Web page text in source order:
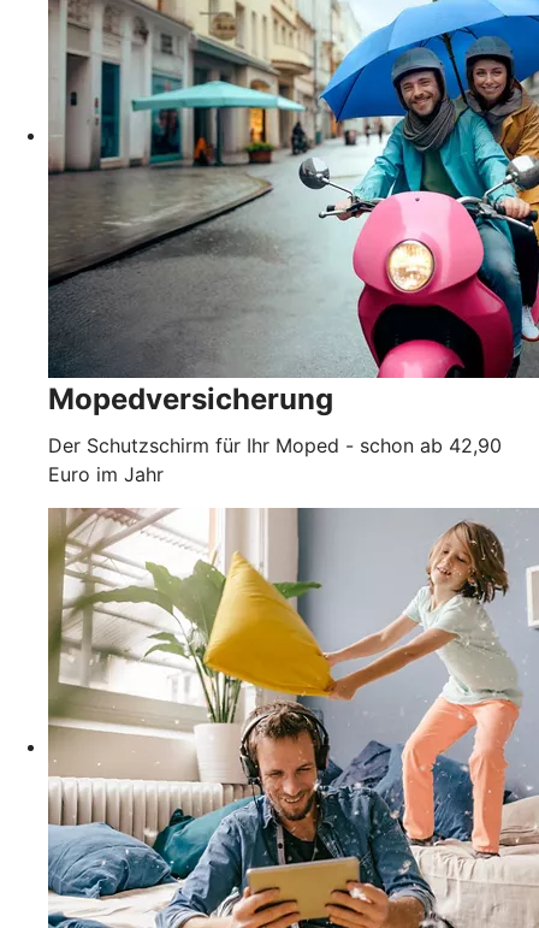
Mopedversicherung
Der Schutzschirm für Ihr Moped - schon ab 42,90
Euro im Jahr